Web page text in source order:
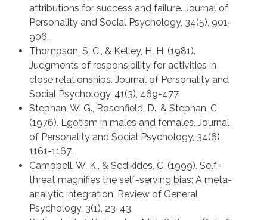
attributions for success and failure. Journal of
Personality and Social Psychology, 34(5), 901-
906.
Thompson, S. C., & Kelley, H. H. (1981).
Judgments of responsibility for activities in
close relationships. Journal of Personality and
Social Psychology, 41(3), 469-477.
Stephan, W. G., Rosenfield, D., & Stephan, C.
(1976). Egotism in males and females. Journal
of Personality and Social Psychology, 34(6),
1161-1167.
Campbell, W. K., & Sedikides, C. (1999). Self-
threat magnifies the self-serving bias: A meta-
analytic integration. Review of General
Psychology, 3(1), 23-43.